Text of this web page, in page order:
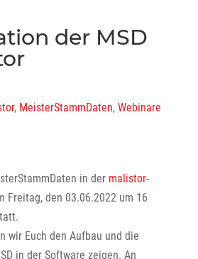
der MSD
, MeisterStammDaten, Webinare
in der malistor-
Freitag, den 03.06.2022 um 16
wir Euch den Aufbau und die
in der Software zeigen. An